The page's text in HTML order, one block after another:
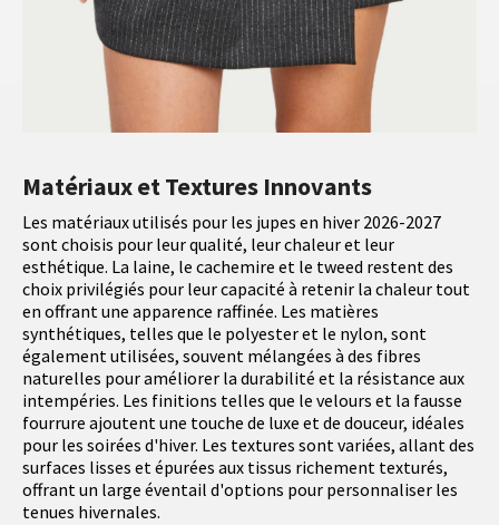
Matériaux et Textures Innovants
Les matériaux utilisés pour les jupes en hiver 2026-2027
sont choisis pour leur qualité, leur chaleur et leur
esthétique. La laine, le cachemire et le tweed restent des
choix privilégiés pour leur capacité à retenir la chaleur tout
en offrant une apparence raffinée. Les matières
synthétiques, telles que le polyester et le nylon, sont
également utilisées, souvent mélangées à des fibres
naturelles pour améliorer la durabilité et la résistance aux
intempéries. Les finitions telles que le velours et la fausse
fourrure ajoutent une touche de luxe et de douceur, idéales
pour les soirées d'hiver. Les textures sont variées, allant des
surfaces lisses et épurées aux tissus richement texturés,
offrant un large éventail d'options pour personnaliser les
tenues hivernales.